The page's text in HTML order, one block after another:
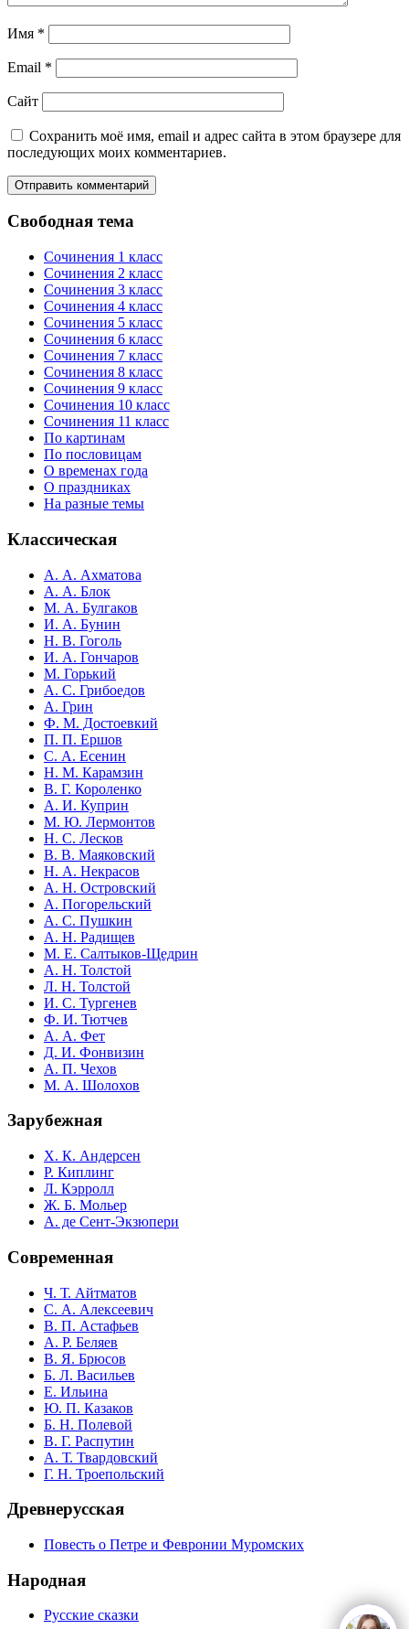
Имя *
Email *
Сайт
Сохранить моё имя, email и адрес сайта в этом браузере для
последующих моих комментариев.
Свободная тема
Сочинения 1 класс
Сочинения 2 класс
Сочинения 3 класс
Сочинения 4 класс
Сочинения 5 класс
Сочинения 6 класс
Сочинения 7 класс
Сочинения 8 класс
Сочинения 9 класс
Сочинения 10 класс
Сочинения 11 класс
По картинам
По пословицам
О временах года
О праздниках
На разные темы
Классическая
А. А. Ахматова
А. А. Блок
М. А. Булгаков
И. А. Бунин
Н. В. Гоголь
И. А. Гончаров
М. Горький
А. С. Грибоедов
А. Грин
Ф. М. Достоевкий
П. П. Ершов
С. А. Есенин
Н. М. Карамзин
В. Г. Короленко
А. И. Куприн
М. Ю. Лермонтов
Н. С. Лесков
В. В. Маяковский
Н. А. Некрасов
А. Н. Островский
А. Погорельский
А. С. Пушкин
А. Н. Радищев
М. Е. Салтыков-Щедрин
А. Н. Толстой
Л. Н. Толстой
И. С. Тургенев
Ф. И. Тютчев
А. А. Фет
Д. И. Фонвизин
А. П. Чехов
М. А. Шолохов
Зарубежная
Х. К. Андерсен
Р. Киплинг
Л. Кэрролл
Ж. Б. Мольер
А. де Сент-Экзюпери
Современная
Ч. Т. Айтматов
С. А. Алексеевич
В. П. Астафьев
А. Р. Беляев
В. Я. Брюсов
Б. Л. Васильев
Е. Ильина
Ю. П. Казаков
Б. Н. Полевой
В. Г. Распутин
А. Т. Твардовский
Г. Н. Троепольский
Древнерусская
Повесть о Петре и Февронии Муромских
Народная
Русские сказки